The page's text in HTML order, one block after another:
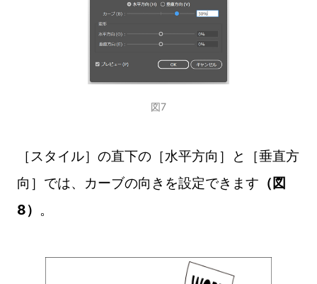
図7
［スタイル］の直下の［水平方向］と［垂直方
向］では、カーブの向きを設定できます （図
8） 。